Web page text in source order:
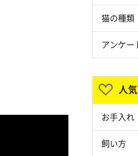
猫の種類
アンケー
人
お手入れ
飼い方